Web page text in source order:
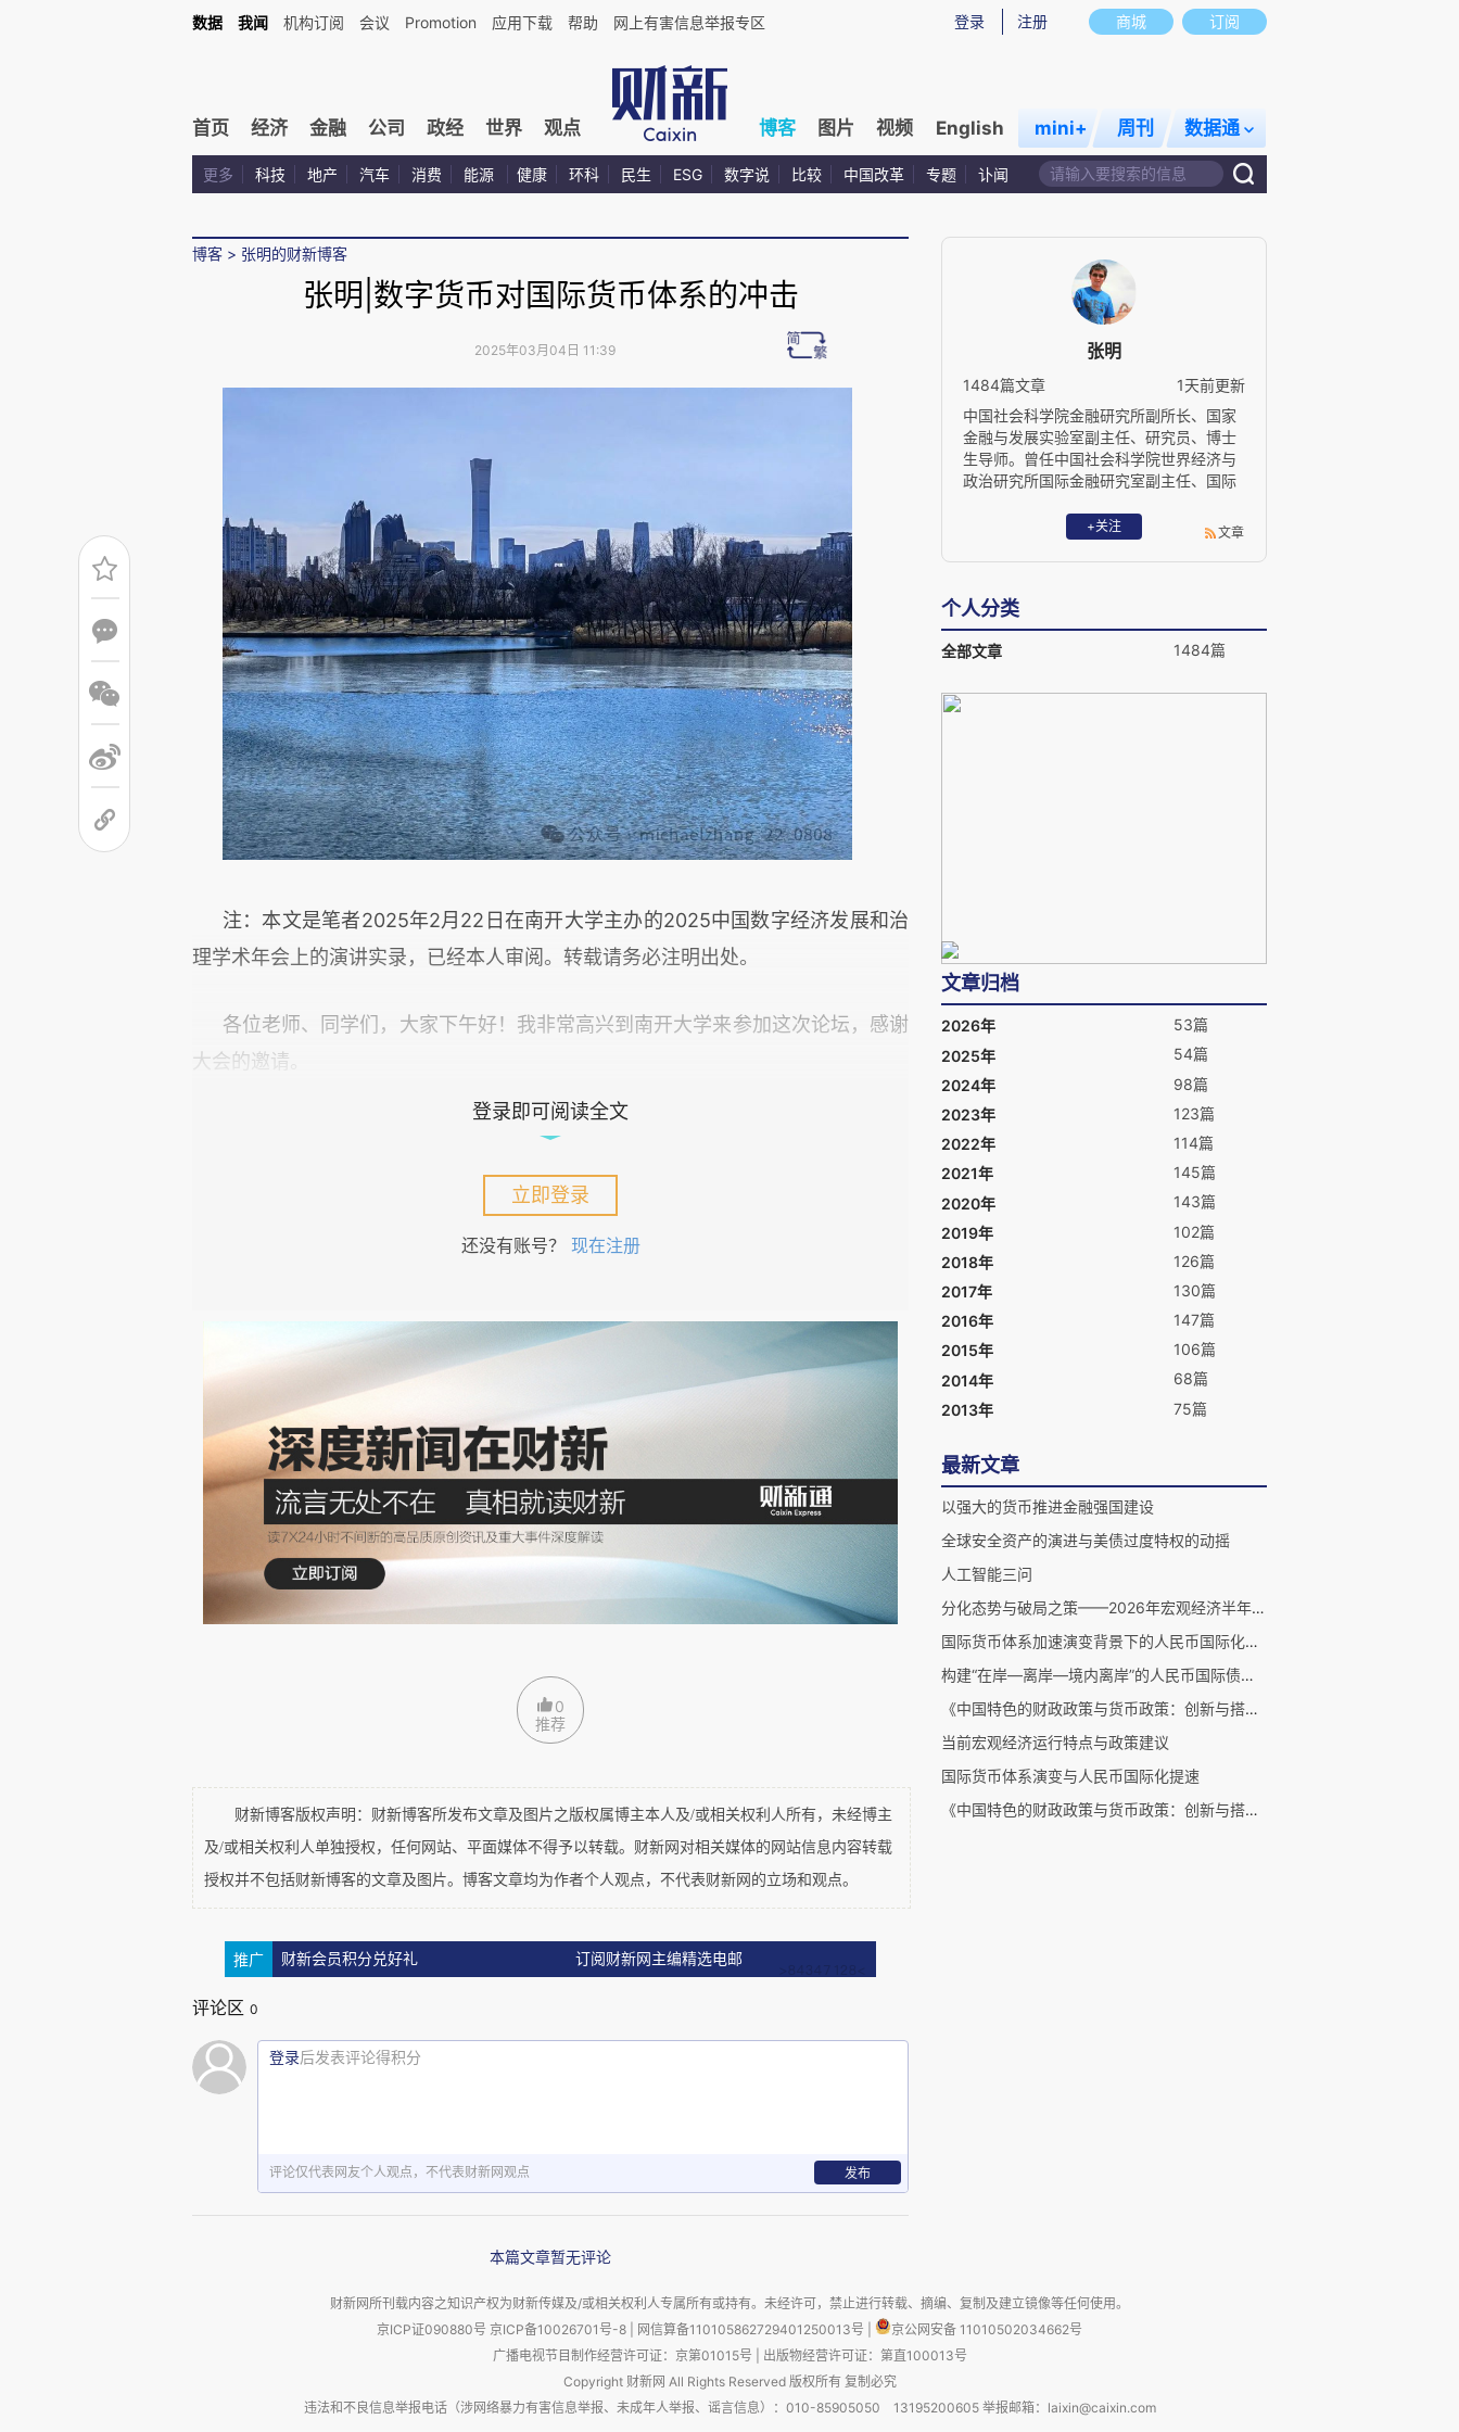
商城 订阅
登录 注册
数据 我闻 机构订阅 会议 Promotion 应用下载 帮助 网上有害信息举报专区
首页 经济 金融 公司 政经 世界 观点 博客 图片 视频 English mini+ 周刊 数据通
更多 科技 地产 汽车 消费 能源 健康 环科 民生 ESG 数字说 比较 中国改革 专题 讣闻
博客 > 张明的财新博客
张明|数字货币对国际货币体系的冲击
2025年03月04日 11:39
注：本文是笔者2025年2月22日在南开大学主办的2025中国数字经济发展和治
理学术年会上的演讲实录，已经本人审阅。转载请务必注明出处。
各位老师、同学们，大家下午好！我非常高兴到南开大学来参加这次论坛，感谢
大会的邀请。
三种代表性数字货币的特征、局限性与使用前景；第二，应高度重视稳定币的快速
发展、扮演角色与潜在影响；第三，稳定币对国际货币体系可能带来的冲击；第
一、三种代表性数字货币的特征、局限性与使用前景
比特币（加密币的代表）。其局限性主要有二，一是价格波动太大，这意味着它
不能用做价值尺度，也很难用做交易媒介，因此比特币的本质其实是一种金融资
产。不过，学界对于比特币到底是风险资产还是避险资产，吵得不可开交，有很多
说法，也有人认为比特币正在由一种风险资产切换为避险资产。二是总量有限，因
此没法发挥调节经济的功能。因此，尽管比特币未来依然有很大的发展前景，但更
多是作为金融资产而非货币的形式存在的。值得一提的是，作为比特币底层技术的
天秤币（稳定币的代表）一度有两个版本，后来该项目被终止了。当天秤币刚问
世之际，我曾在一篇评论文章中写过这么一句话，“如果天秤币能够成功地把
币将更难与美元竞争了”。我没有想到的是，美国政府当时没有想明白，结果把天秤
币项目给叫停了。
不过，天秤币的取消并不意味着稳定币没有发展，与之相反，天秤币极大地推动
了其他稳定币的发展。目前全球范围内主要有三种稳定币，一种是与特定国别货币
世产生了所谓的鲶鱼效应，激发了很多国家开始尝试发行央行数字货币。
择了一个相对最容易推的、对当前商业银行体系冲击最小的方案，也即数字人民币
速推动数字人民币的使用，就必须提高它的替代层级。例如，如果数字人民币能够
替代M1，就能更多用于企业和企业之间、企业与银行之间的支付；如果数字人民币
能够替代M2，就可以被广泛用于各类金融交易。
登录即可阅读全文
立即登录
还没有账号？ 现在注册
0
推荐
财新博客版权声明：财新博客所发布文章及图片之版权属博主本人及/或相关权利人所有，未经博主
及/或相关权利人单独授权，任何网站、平面媒体不得予以转载。财新网对相关媒体的网站信息内容转载
授权并不包括财新博客的文章及图片。博客文章均为作者个人观点，不代表财新网的立场和观点。
推广 财新会员积分兑好礼 订阅财新网主编精选电邮
评论区 0
登录后发表评论得积分
评论仅代表网友个人观点，不代表财新网观点 发布
本篇文章暂无评论
张明
1484篇文章
1天前更新
中国社会科学院金融研究所副所长、国家
金融与发展实验室副主任、研究员、博士
生导师。曾任中国社会科学院世界经济与
政治研究所国际金融研究室副主任、国际
计师、Asset Managers私募股权基金经理
与平安证券首席经济学家。
+关注 文章
个人分类
全部文章 1484篇
文章归档
2026年
53篇
2025年
54篇
2024年
98篇
2023年
123篇
2022年
114篇
2021年
145篇
2020年
143篇
2019年
102篇
2018年
126篇
2017年
130篇
2016年
147篇
2015年
106篇
2014年
68篇
2013年
75篇
最新文章
以强大的货币推进金融强国建设
全球安全资产的演进与美债过度特权的动摇
人工智能三问
分化态势与破局之策——2026年宏观经济半年度观察
国际货币体系加速演变背景下的人民币国际化新策略
构建“在岸—离岸—境内离岸”的人民币国际债券体系
《中国特色的财政政策与货币政策：创新与搭配研究》引言
当前宏观经济运行特点与政策建议
国际货币体系演变与人民币国际化提速
《中国特色的财政政策与货币政策：创新与搭配研究》自序
财新网所刊载内容之知识产权为财新传媒及/或相关权利人专属所有或持有。未经许可，禁止进行转载、摘编、复制及建立镜像等任何使用。
京ICP证090880号 京ICP备10026701号-8 网信算备110105862729401250013号
京公网安备 11010502034662号
广播电视节目制作经营许可证：京第01015号
出版物经营许可证：第直100013号
Copyright 财新网 All Rights Reserved 版权所有 复制必究
违法和不良信息举报电话（涉网络暴力有害信息举报、未成年人举报、谣言信息）：010-85905050 13195200605 举报邮箱：laixin@caixin.com